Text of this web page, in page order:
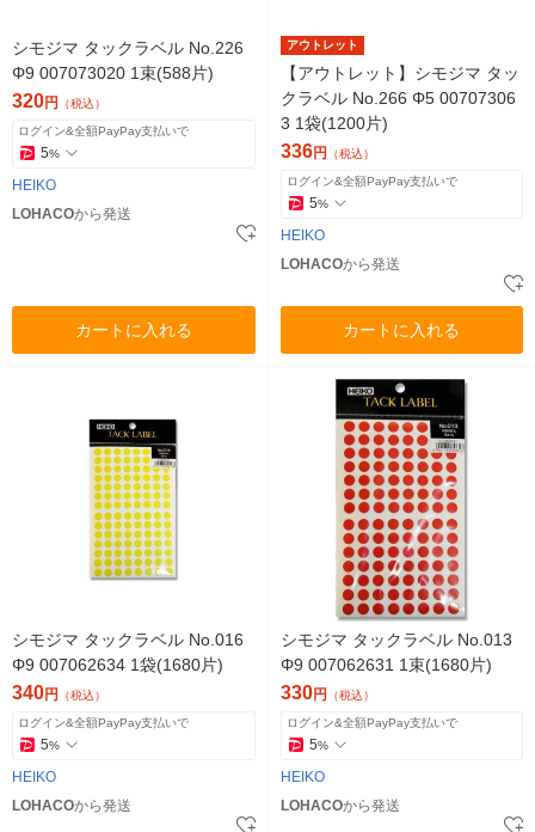
シモジマ タックラベル No.226
Φ9 007073020 1束(588片)
320円 （税込）
ログイン&全額PayPay支払いで
5%
HEIKO
LOHACOから発送
カートに入れる
アウトレット
【アウトレット】シモジマ タッ
クラベル No.266 Φ5 00707306
3 1袋(1200片)
336円 （税込）
ログイン&全額PayPay支払いで
5%
HEIKO
LOHACOから発送
カートに入れる
シモジマ タックラベル No.016
Φ9 007062634 1袋(1680片)
340円 （税込）
ログイン&全額PayPay支払いで
5%
HEIKO
LOHACOから発送
シモジマ タックラベル No.013
Φ9 007062631 1束(1680片)
330円 （税込）
ログイン&全額PayPay支払いで
5%
HEIKO
LOHACOから発送